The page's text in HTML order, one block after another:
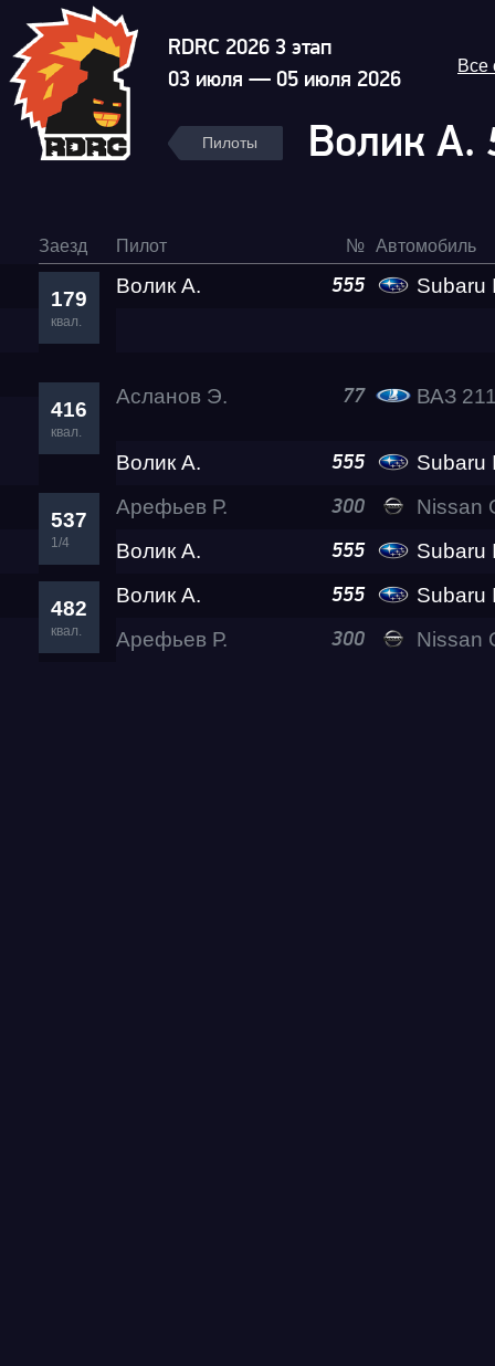
RDRC 2026 3 этап
03 июля — 05 июля 2026
Все
Пилоты Волик А.
Заезд Пилот № Автомобиль
179
квал.
Волик А. 555 Subaru
416
квал.
Асланов Э. 77 ВАЗ
Волик А. 555 Subaru
537
1/4
Арефьев Р. 300
Nissan GT-R
Волик А.
555 Subaru
482
квал.
Волик А. 555
Subaru
Арефьев Р.
300 Nissan GT-R